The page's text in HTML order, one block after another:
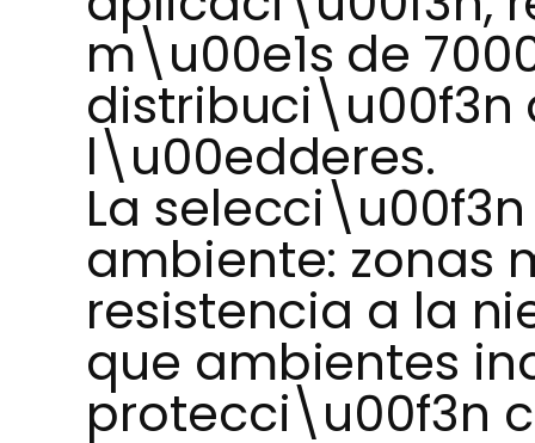
m\u00e1s de
distribuci\u00f3n
l\u00edderes.
La
ambiente: zonas
resistencia a la
que ambientes
protecci\u00f3n